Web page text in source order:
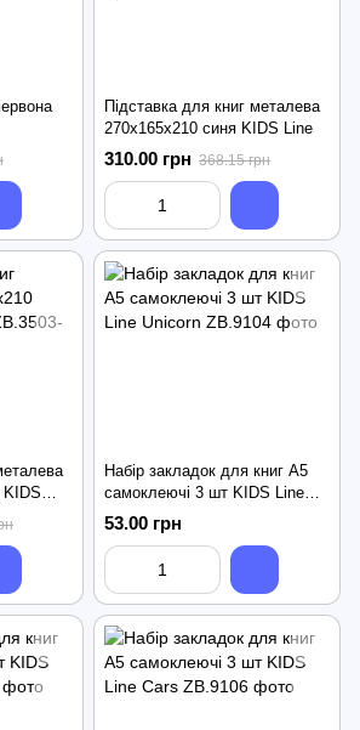
Підставка для книг металева
270х165х210 синя KIDS Line
310.00 грн 368.15 грн
KIDS
Набір закладок для книг А5
самоклеючі 3 шт KIDS Line
Unicorn
53.00 грн